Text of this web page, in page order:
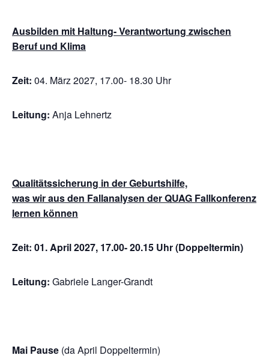
Ausbilden mit Haltung- Verantwortung zwischen
Beruf und Klima
Zeit: 04. März 2027, 17.00- 18.30 Uhr
Leitung: Anja Lehnertz
Qualitätssicherung in der Geburtshilfe,
was wir aus den Fallanalysen der QUAG Fallkonferenz
lernen können
Zeit: 01. April 2027, 17.00- 20.15 Uhr (Doppeltermin)
Leitung: Gabriele Langer-Grandt
Mai Pause (da April Doppeltermin)